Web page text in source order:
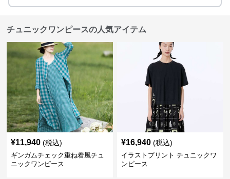
チュニックワンピースの人気アイテム
¥11,940 (税込)
ギンガムチェック重ね着風チュ
ニックワンピース
¥16,940 (税込)
イラストプリント チュニックワ
ンピース